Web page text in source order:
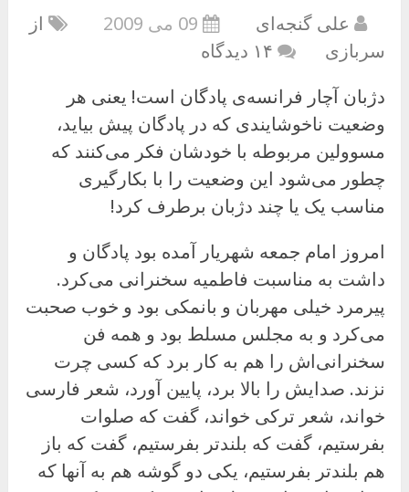
علی گنجه‌ای 09 می 2009
از
سربازی
۱۴ دیدگاه
دژبان آچار فرانسه‌ی پادگان است! یعنی هر
وضعیت ناخوشایندی که در پادگان پیش بیاید،
مسوولین مربوطه با خودشان فکر می‌کنند که
چطور می‌شود این وضعیت را با بکارگیری
مناسب یک یا چند دژبان برطرف کرد!
امروز امام جمعه شهریار آمده بود پادگان و
داشت به مناسبت فاطمیه سخنرانی می‌کرد.
پیرمرد خیلی مهربان و بانمکی بود و خوب صحبت
می‌کرد و به مجلس مسلط بود و همه فن
سخنرانی‌اش را هم به کار برد که کسی چرت
نزند. صدایش را بالا برد، پایین آورد، شعر فارسی
خواند، شعر ترکی خواند، گفت که صلوات
بفرستیم، گفت که بلندتر بفرستیم، گفت که باز
هم بلندتر بفرستیم، یکی دو گوشه هم به آنها که